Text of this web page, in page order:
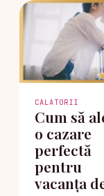
CALATORII
Cum să
o cazare
perfectă
pentru
vacanța